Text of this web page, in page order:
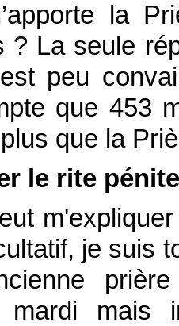
la
? La seule
peu
que 453
que la
le rite
je suis
mardi mais